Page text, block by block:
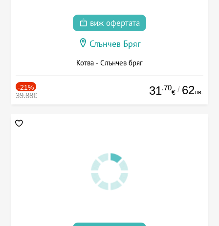
виж офертата
Слънчев Бряг
Котва - Слънчев бряг
-21%
39.88€ 31.70
€ / 62лв.